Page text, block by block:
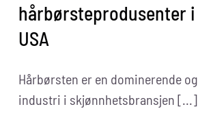
hårbørsteprodusenter i
USA
Hårbørsten er en dominerende
industri i skjønnhetsbransjen [...].